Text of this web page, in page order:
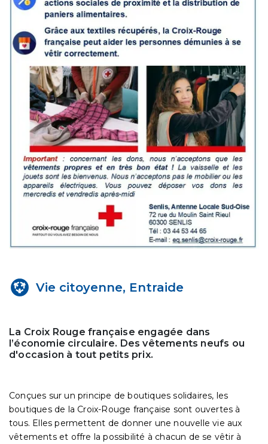
Vie citoyenne, Entraide
La Croix Rouge française engagée dans
l’économie circulaire. Des vêtements neufs ou
d'occasion à tout petits prix.
Conçues sur un principe de boutiques solidaires, les
boutiques de la Croix-Rouge française sont ouvertes à
tous. Elles permettent de donner une nouvelle vie aux
vêtements et offre la possibilité à chacun de se vêtir à